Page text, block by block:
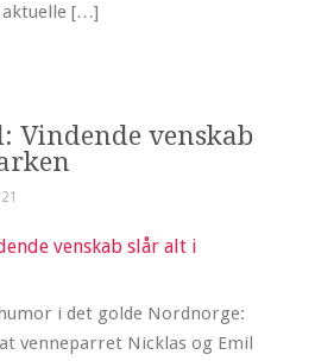
aktuelle […]
Vindende venskab
i det golde Nordnorge:
venneparret Nicklas og Emil